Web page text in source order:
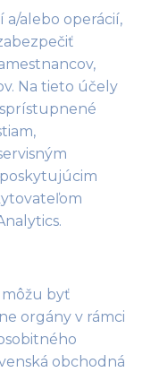
a/alebo operácií,
Na tieto účely
byť
orgány v rámci
obchodná